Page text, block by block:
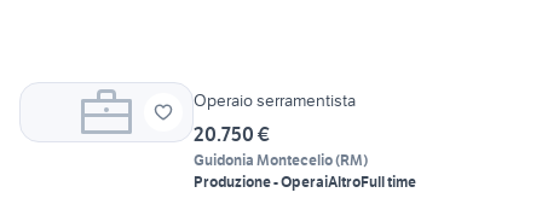
Operaio serramentista
20.750 €
Guidonia Montecelio(RM)
Produzione - OperaiAltroFull time